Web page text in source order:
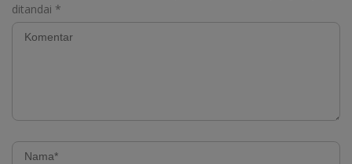
ditandai *